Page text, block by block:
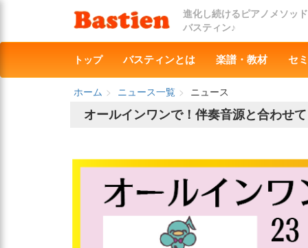
進化し続けるピアノメソッド
バスティン♪
トップ バスティンとは 楽譜・教材 セ
ホーム ニュース一覧
ニュース
オールインワンで！伴奏音源と合わせ